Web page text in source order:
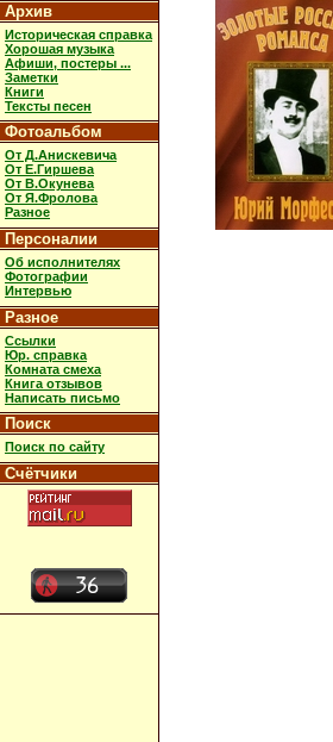
Архив
Историческая справка
Хорошая музыка
Афиши, постеры ...
Заметки
Книги
Тексты песен
Фотоальбом
От Д.Анискевича
От Е.Гиршева
От В.Окунева
От Я.Фролова
Разное
Персоналии
Об исполнителях
Фотографии
Интервью
Разное
Ссылки
Юр. справка
Комната смеха
Книга отзывов
Написать письмо
Поиск
Поиск по сайту
Счётчики